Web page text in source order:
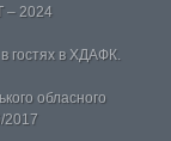
– 2024
гостях в ХДАФК.
обласного
2017